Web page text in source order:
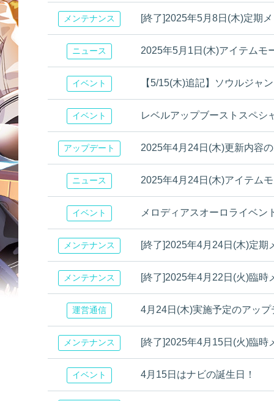
メンテナンス [終了]2025年5月8日(木)定期
ニュース 2025年5月1日(木)アイテムモ
イベント 【5/15(木)追記】ソウルジャ
イベント レベルアップブーストスペシ
アップデート 2025年4月24日(木)更新内容
ニュース 2025年4月24日(木)アイテム
イベント メロディアスオーロライベン
メンテナンス [終了]2025年4月24日(木)定期
メンテナンス [終了]2025年4月22日(火)臨時
運営通信 4月24日(木)実施予定のアッ
メンテナンス [終了]2025年4月15日(火)臨時
イベント 4月15日はナビの誕生日！